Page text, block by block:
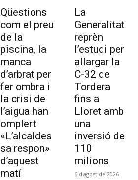
Qüestions
com el preu
de la
piscina, la
manca
d’arbrat per
fer ombra i
la crisi de
l’aigua han
omplert
«L’alcaldes
sa respon»
d’aquest
matí
La
Generalitat
reprèn
l’estudi per
allargar la
C-32 de
Tordera
fins a
Lloret amb
una
inversió de
110
milions
6 d'agost de 2026